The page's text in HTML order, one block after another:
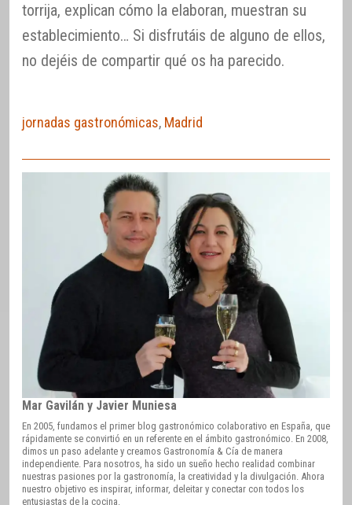
torrija, explican cómo la elaboran, muestran su
establecimiento… Si disfrutáis de alguno de ellos,
no dejéis de compartir qué os ha parecido.
jornadas gastronómicas, Madrid
Mar Gavilán y Javier Muniesa
En 2005, fundamos el primer blog gastronómico colaborativo en España, que
rápidamente se convirtió en un referente en el ámbito gastronómico. En 2008,
dimos un paso adelante y creamos Gastronomía & Cía de manera
independiente. Para nosotros, ha sido un sueño hecho realidad combinar
nuestras pasiones por la gastronomía, la creatividad y la divulgación. Ahora
nuestro objetivo es inspirar, informar, deleitar y conectar con todos los
entusiastas de la cocina.